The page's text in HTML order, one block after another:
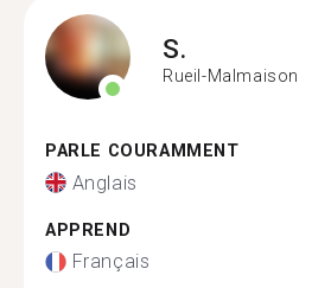
S.
Rueil-Malmaison
PARLE COURAMMENT
Anglais
APPREND
Français